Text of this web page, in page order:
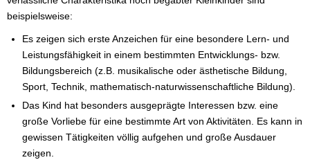
beispielsweise:
Es zeigen sich erste Anzeichen für eine besondere Lern- und
Leistungsfähigkeit in einem bestimmten Entwicklungs- bzw.
Bildungsbereich (z.B. musikalische oder ästhetische Bildung,
Sport, Technik, mathematisch-naturwissenschaftliche Bildung).
Das Kind hat besonders ausgeprägte Interessen bzw. eine
große Vorliebe für eine bestimmte Art von Aktivitäten. Es kann in
gewissen Tätigkeiten völlig aufgehen und große Ausdauer
zeigen.